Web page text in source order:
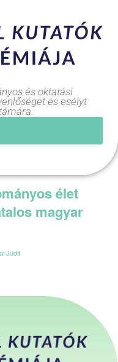
és oktatási
és esélyt
élet
magyar
Judit